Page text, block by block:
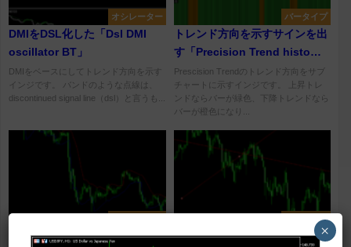
オシレーター
DMIをDSL化した「Dsl DMI
oscillator BT」
DMIをベースにしてトレンド方向を示す
インジです。 バンドのような点線は、
discontinued signal line（dsl）と言うも...
バータイプ
トレンド方向を示すサインを出
す「Precision Trend histo
(mtf + arrows + alerts)」
Prescision Trendのトレンド方向をサブ
チャートに示すインジです。 上昇トレ
ンドならバーが緑色、下降トレンドなら
バーが橙色になり...
ボリバンのようなバンドを表示
便利ツール
ワンクリックでオブジェクトを
×